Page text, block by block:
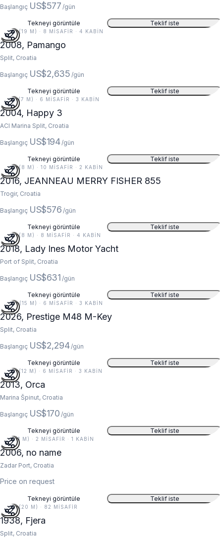
Başlangıç US$577 /gün
Tekneyi görüntüle Teklif iste
62 FT (19 M) · 8 MISAFIR · 4 KABIN
2008, Pamango
Split, Croatia
Başlangıç US$2,635 /gün
Tekneyi görüntüle Teklif iste
22 FT (7 M) · 6 MISAFIR · 3 KABIN
2004, Happy 3
ACI Marina Split, Croatia
Başlangıç US$194 /gün
Tekneyi görüntüle Teklif iste
26 FT (8 M) · 10 MISAFIR · 2 KABIN
2016, JEANNEAU MERRY FISHER 855
Trogir, Croatia
Başlangıç US$576 /gün
Tekneyi görüntüle Teklif iste
26 FT (8 M) · 8 MISAFIR · 4 KABIN
2018, Lady Ines Motor Yacht
Port of Split, Croatia
Başlangıç US$631 /gün
Tekneyi görüntüle Teklif iste
49 FT (15 M) · 6 MISAFIR · 3 KABIN
2026, Prestige M48 M-Key
Split, Croatia
Başlangıç US$2,294 /gün
Tekneyi görüntüle Teklif iste
39 FT (12 M) · 6 MISAFIR · 3 KABIN
2013, Orca
Marina Špinut, Croatia
Başlangıç US$170 /gün
Tekneyi görüntüle Teklif iste
4 FT (1 M) · 2 MISAFIR · 1 KABIN
2006, no name
Zadar Port, Croatia
Price on request
Tekneyi görüntüle Teklif iste
65 FT (20 M) · 82 MISAFIR
1938, Fjera
Split, Croatia